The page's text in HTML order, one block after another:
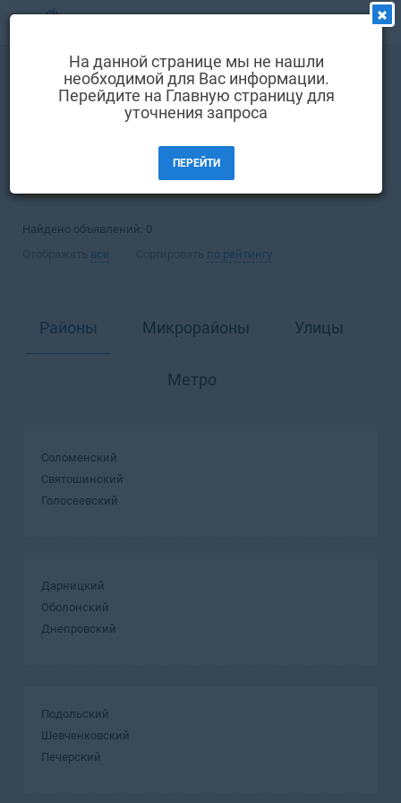
Выбрать язык
Вход и регистрация
Комментарии к объявления
Как добавить объявление
Аренда Офис
ФИЛЬТРЫ (1)
Найдено объявлений: 0
все по рейтингу
Районы Микрорайоны Улицы
Метро
Соломенский
Святошинский
Голосеевский
Дарницкий
Оболонский
Днепровский
Подольский
Шевченковский
Печерский
На данной странице мы не нашли
необходимой для Вас информации.
Перейдите на Главную страницу для
уточнения запроса
ПЕРЕЙТИ